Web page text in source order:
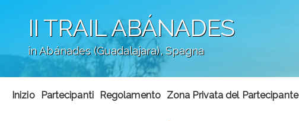
II TRAIL ABÁNADES
in Abánades (Guadalajara), Spagna
Inizio Partecipanti Regolamento Zona Privata del Partecipante